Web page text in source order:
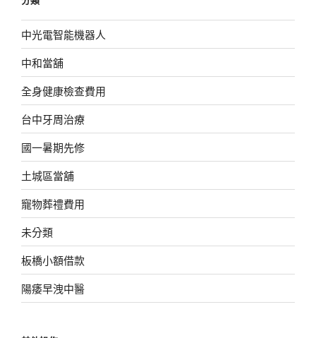
中光電智能機器人
中和當舖
全身健康檢查費用
台中牙周治療
國一暑期先修
土城區當舖
寵物葬禮費用
未分類
板橋小額借款
陽痿早洩中醫